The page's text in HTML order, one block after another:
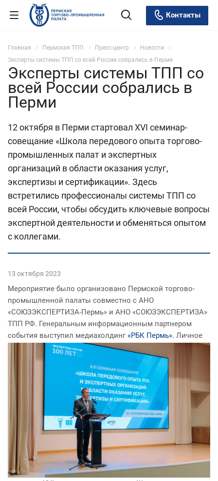
Контакты
Главная Пермская ТПП Пресс-центр
Новости
Эксперты системы ТПП со всей России собрались в Перми
Эксперты системы ТПП со
всей России собрались в
Перми
12 октября в Перми стартовал XVI семинар-
совещание «Школа передового опыта торгово-
промышленных палат и экспертных
организаций в области оказания услуг,
экспертизы и сертификации». Здесь
встретились профессионалы системы ТПП со
всей России, чтобы обсудить ключевые вопросы
экспертной деятельности и обменяться опытом
с коллегами.
13 октября 2023
Мероприятие было организовано Пермской торгово-
промышленной палаты совместно с АНО
«СОЮЗЭКСПЕРТИЗА-Пермь» и АНО «СОЮЗЭКСПЕРТИЗА»
ТПП РФ. Генеральным информационным партнером
события выступил медиахолдинг «РБК Пермь». Личное